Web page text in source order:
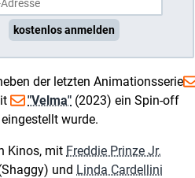
kostenlos anmelden
der letzten Animationsserie
"Velma" (2023) ein Spin-off
wurde.
Kinos, mit Freddie Prinze Jr.
und Linda Cardellini